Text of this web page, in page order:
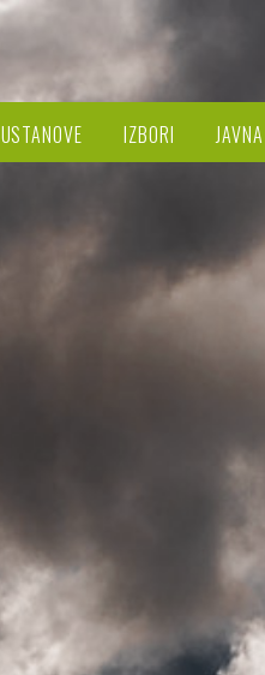
USTANOVE IZBORI